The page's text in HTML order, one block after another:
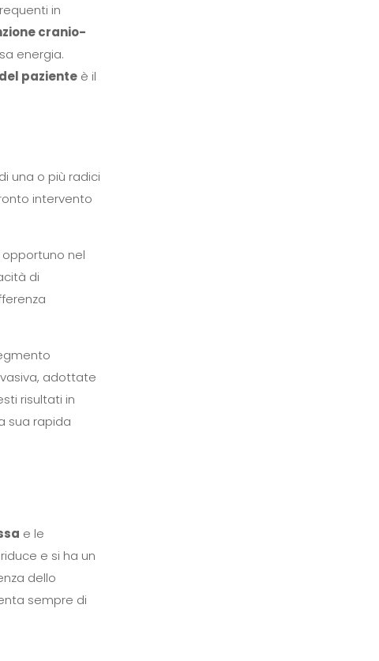
in
cranio-
energia.
paziente è il
una o più radici
intervento
nel
di
adottate
risultati in
sua rapida
e le
e si ha un
dello
sempre di